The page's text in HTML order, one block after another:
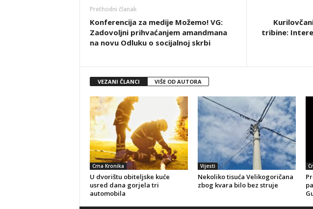
Prethodni članak
Konferencija za medije Možemo! VG:
Zadovoljni prihvaćanjem amandmana
na novu Odluku o socijalnoj skrbi
tribine:
VEZANI ČLANCI VIŠE OD AUTORA
Crna Kronika
U dvorištu obiteljske kuće
usred dana gorjela tri
automobila
Vijesti
Nekoliko tisuća Velikogoričana
zbog kvara bilo bez struje